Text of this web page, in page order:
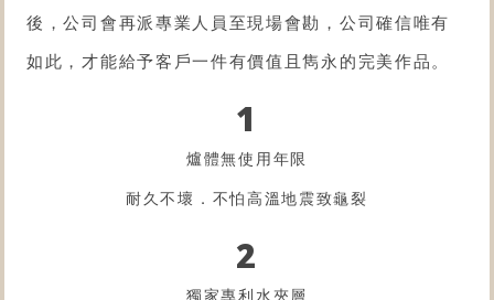
後，公司會再派專業人員至現場會勘，公司確信唯有
如此，才能給予客戶一件有價值且雋永的完美作品。
1
爐體無使用年限
耐久不壞．不怕高溫地震致龜裂
2
獨家專利水夾層